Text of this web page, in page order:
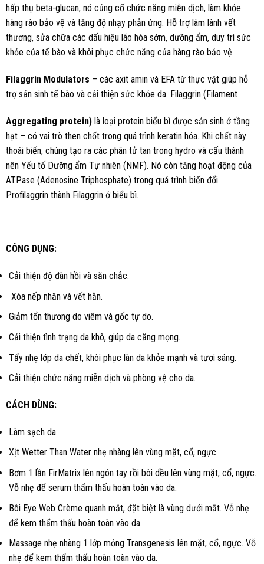
hấp thụ beta-glucan, nó củng cố chức năng miễn dịch, làm khỏe
hàng rào bảo vệ và tăng độ nhạy phản ứng. Hỗ trợ làm lành vết
thương, sửa chữa các dấu hiệu lão hóa sớm, dưỡng ẩm, duy trì sức
khỏe của tế bào và khôi phục chức năng của hàng rào bảo vệ.
Filaggrin Modulators – các axit amin và EFA từ thực vật giúp hỗ
trợ sản sinh tế bào và cải thiện sức khỏe da. Filaggrin (Filament
Aggregating protein) là loại protein biểu bì được sản sinh ở tầng
hạt – có vai trò then chốt trong quá trình keratin hóa. Khi chất này
thoái biến, chúng tạo ra các phân tử tan trong hydro và cấu thành
nên Yếu tố Dưỡng ẩm Tự nhiên (NMF). Nó còn tăng hoạt động của
ATPase (Adenosine Triphosphate) trong quá trình biến đổi
Profilaggrin thành Filaggrin ở biểu bì.
CÔNG DỤNG:
Cải thiện độ đàn hồi và săn chắc.
Xóa nếp nhăn và vết hằn.
Giảm tổn thương do viêm và gốc tự do.
Cải thiện tình trạng da khô, giúp da căng mọng.
Tẩy nhẹ lớp da chết, khôi phục làn da khỏe mạnh và tươi sáng.
Cải thiện chức năng miễn dịch và phòng vệ cho da.
CÁCH DÙNG:
Làm sạch da.
Xịt Wetter Than Water nhẹ nhàng lên vùng mặt, cổ, ngực.
Bơm 1 lần FirMatrix lên ngón tay rồi bôi dều lên vùng mặt, cổ, ngực.
Vỗ nhẹ để serum thẩm thấu hoàn toàn vào da.
Bôi Eye Web Crème quanh mắt, đặt biệt là vùng dưới mắt. Vỗ nhẹ
để kem thẩm thấu hoàn toàn vào da.
Massage nhẹ nhàng 1 lớp mỏng Transgenesis lên mặt, cổ, ngực. Vỗ
nhẹ để kem thẩm thấu hoàn toàn vào da.